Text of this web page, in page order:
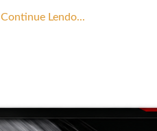
Continue Lendo...